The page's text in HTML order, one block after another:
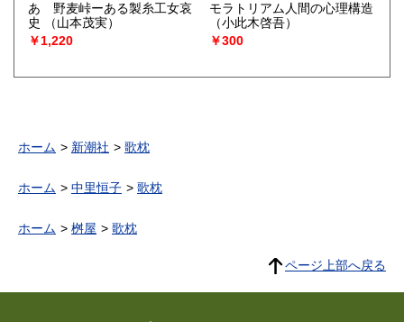
あゝ野麦峠ーある製糸工女哀
史
（山本茂実）
￥1,220
モラトリアム人間の心理構造
（小此木啓吾）
￥300
ホーム 新潮社 歌枕
ホーム 中里恒子 歌枕
ホーム 桝屋 歌枕
ページ上部へ戻る